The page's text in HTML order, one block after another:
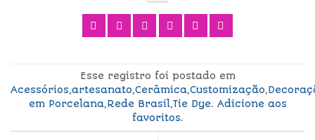
Esse registro foi postado em
Acessórios,artesanato,Cerâmica,Customização,
em Porcelana,Rede Brasil,Tie Dye. Adicione aos
favoritos.